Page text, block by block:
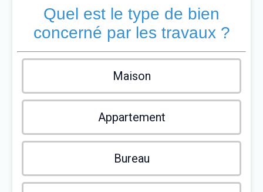
Quel est le type de bien
concerné par les travaux ?
Maison
Appartement
Bureau